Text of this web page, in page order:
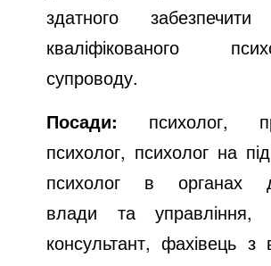
здатного
кваліфікованого
супроводу.
Посади: психолог,
психолог, психолог на
психолог в органах
влади та управління,
консультант, фахівець з